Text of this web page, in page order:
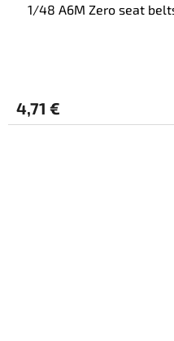
1/48 A6M Zero seat
4,71 €